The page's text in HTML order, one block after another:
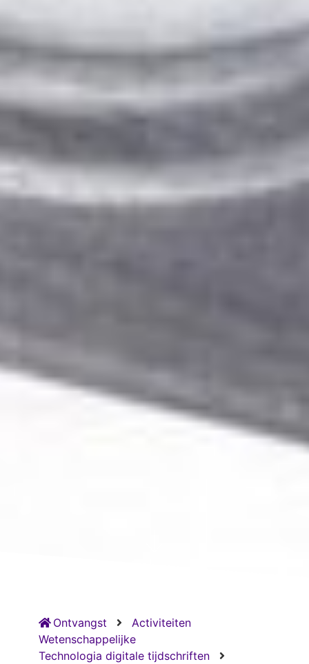
Ontvangst
Activiteiten
Wetenschappelijke
Technologia digitale tijdschriften